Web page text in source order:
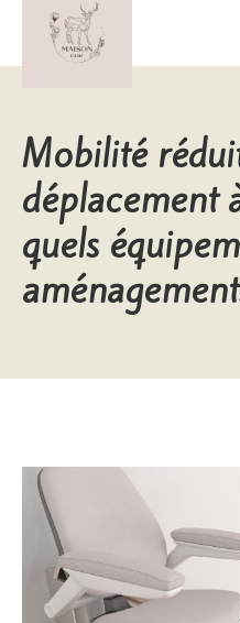
contenu
Mobilité
déplacement
quels